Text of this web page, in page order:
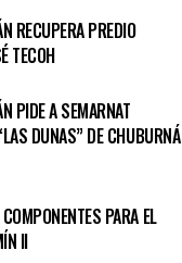
RECUPERA PREDIO
TECOH
PIDE A SEMARNAT
DUNAS” DE CHUBURNÁ
PARA EL
II